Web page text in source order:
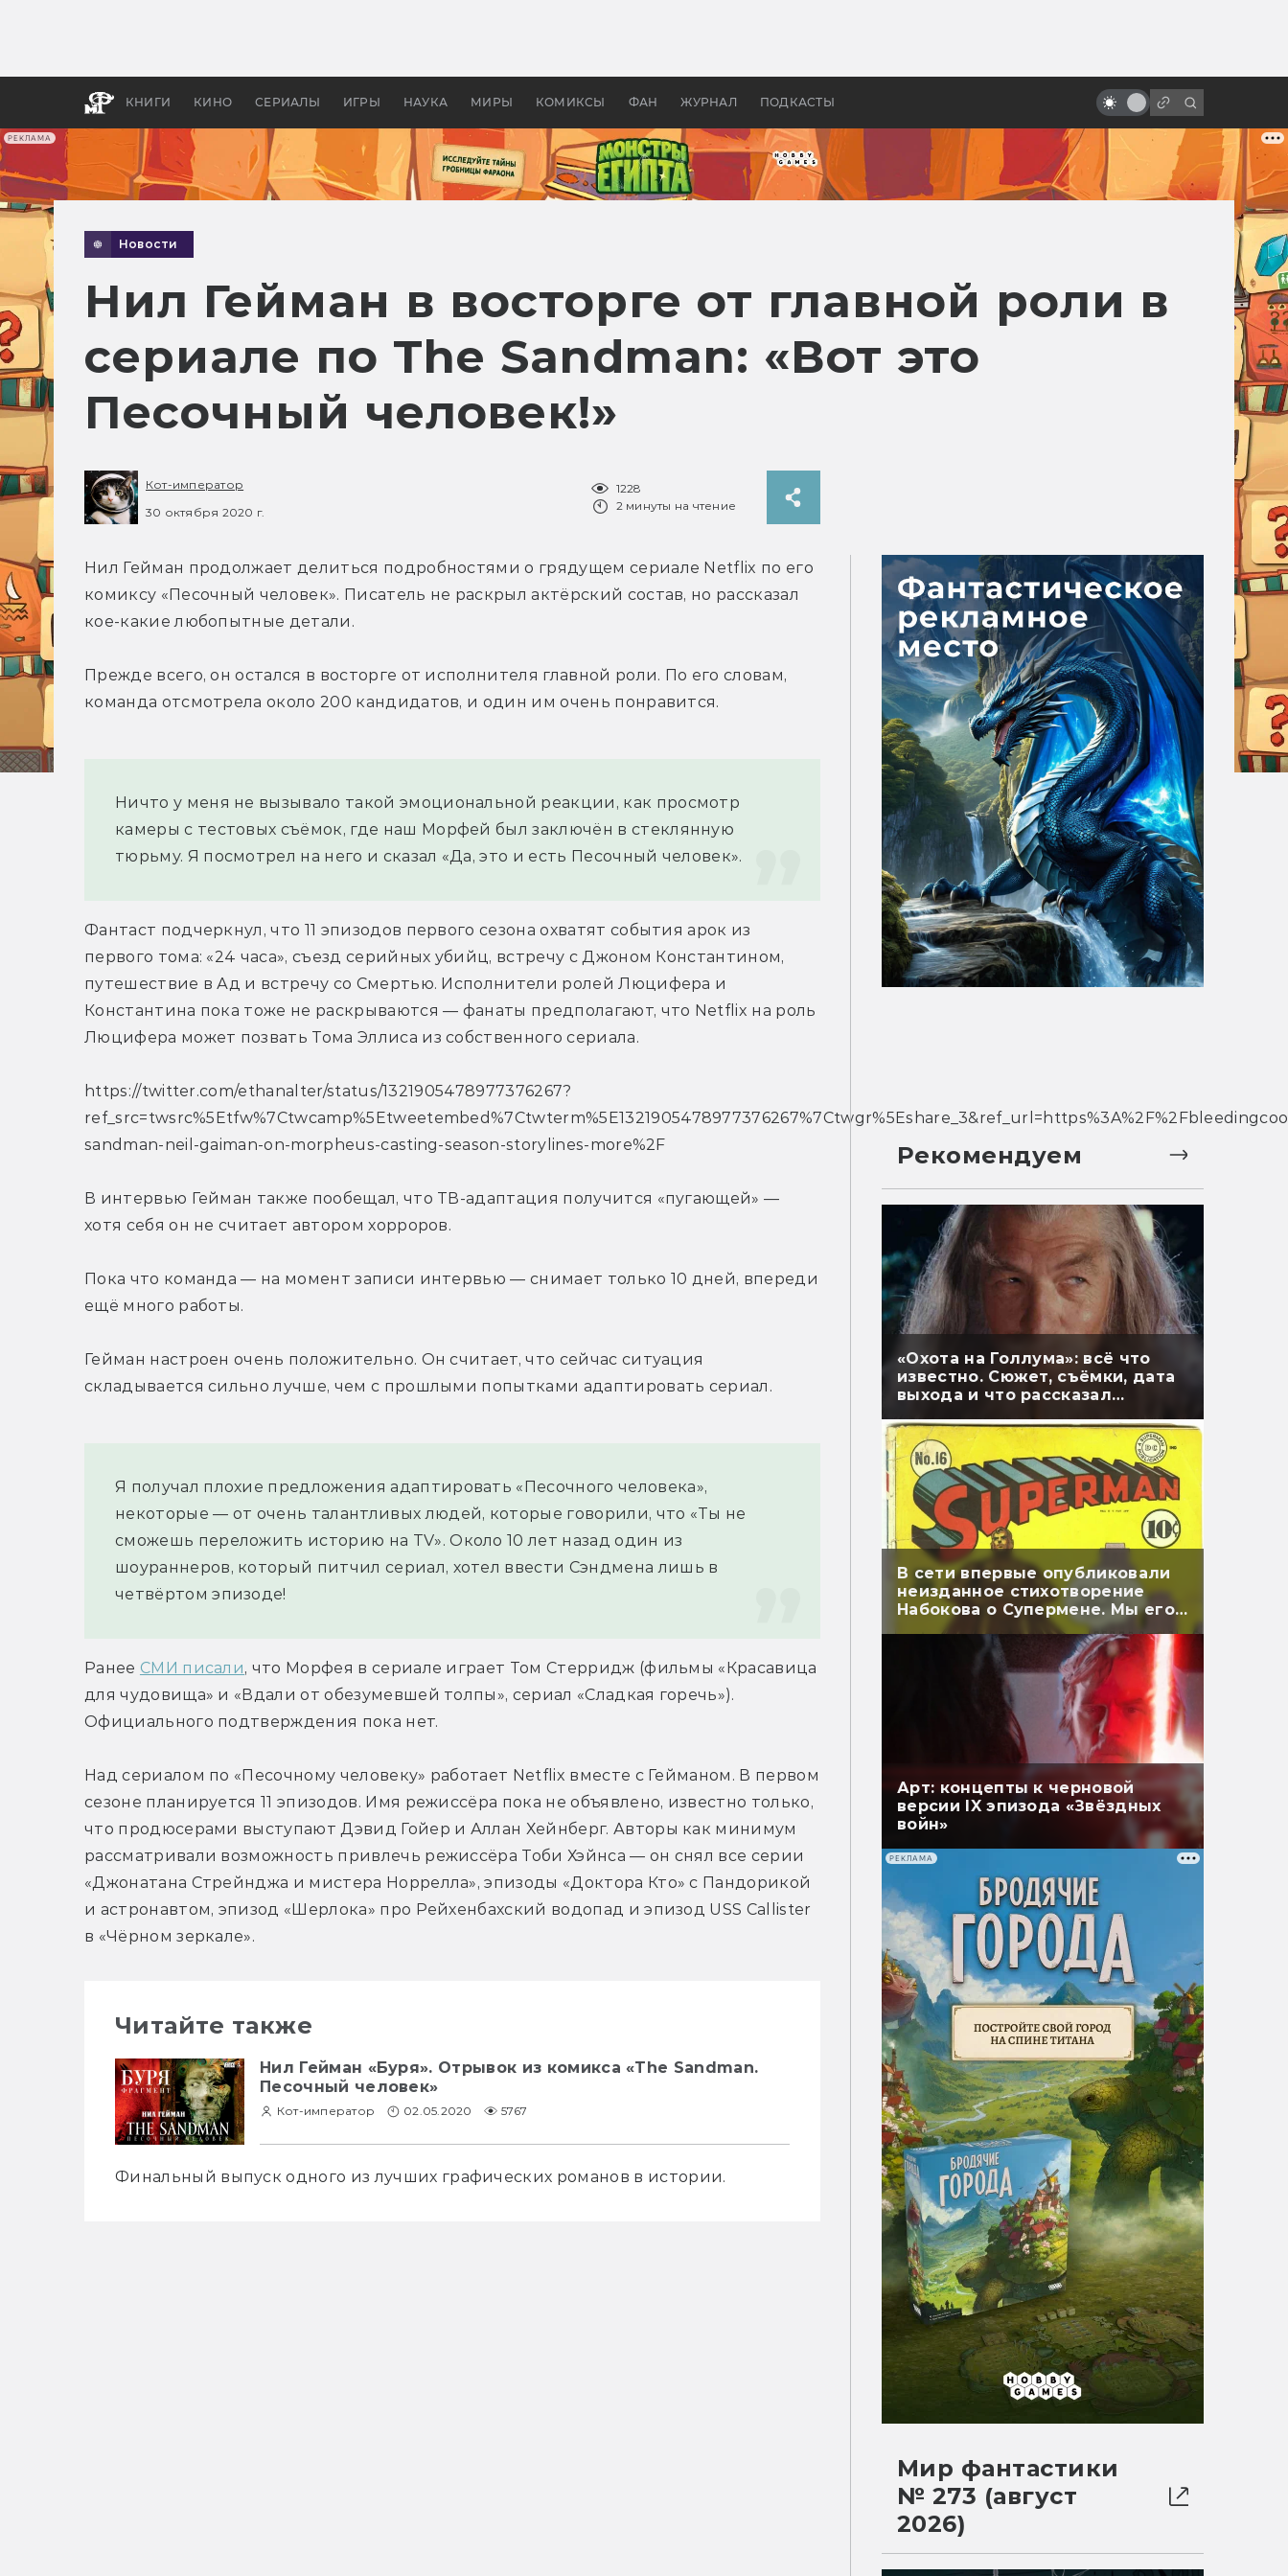
РЕКЛАМА
КНИГИ КИНО СЕРИАЛЫ ИГРЫ НАУКА МИРЫ КОМИКСЫ ФАН ЖУРНАЛ ПОДКАСТЫ
апокалипсис, в России —
бы «Властелина колец»
«Светлячка» и «Мстителей»
Новости
Нил Гейман в восторге от главной роли в
сериале по The Sandman: «Вот это
Песочный человек!»
Кот-император
30 октября 2020 г.
1228
2 минуты на чтение
Нил Гейман продолжает делиться подробностями о грядущем сериале Netflix по его
комиксу «Песочный человек». Писатель не раскрыл актёрский состав, но рассказал
кое-какие любопытные детали.
Прежде всего, он остался в восторге от исполнителя главной роли. По его словам,
команда отсмотрела около 200 кандидатов, и один им очень понравится.
Ничто у меня не вызывало такой эмоциональной реакции, как просмотр
камеры с тестовых съёмок, где наш Морфей был заключён в стеклянную
тюрьму. Я посмотрел на него и сказал «Да, это и есть Песочный человек».
Фантаст подчеркнул, что 11 эпизодов первого сезона охватят события арок из
первого тома: «24 часа», съезд серийных убийц, встречу с Джоном Константином,
путешествие в Ад и встречу со Смертью. Исполнители ролей Люцифера и
Константина пока тоже не раскрываются — фанаты предполагают, что Netflix на роль
Люцифера может позвать Тома Эллиса из собственного сериала.
https://twitter.com/ethanalter/status/1321905478977376267?
sandman-neil-gaiman-on-morpheus-casting-season-storylines-more%2F
В интервью Гейман также пообещал, что ТВ-адаптация получится «пугающей» —
хотя себя он не считает автором хорроров.
Пока что команда — на момент записи интервью — снимает только 10 дней, впереди
ещё много работы.
Гейман настроен очень положительно. Он считает, что сейчас ситуация
складывается сильно лучше, чем с прошлыми попытками адаптировать сериал.
Я получал плохие предложения адаптировать «Песочного человека»,
некоторые — от очень талантливых людей, которые говорили, что «Ты не
сможешь переложить историю на TV». Около 10 лет назад один из
шоураннеров, который питчил сериал, хотел ввести Сэндмена лишь в
четвёртом эпизоде!
Ранее СМИ писали, что Морфея в сериале играет Том Стерридж (фильмы «Красавица
для чудовища» и «Вдали от обезумевшей толпы», сериал «Сладкая горечь»).
Официального подтверждения пока нет.
Над сериалом по «Песочному человеку» работает Netflix вместе с Гейманом. В первом
сезоне планируется 11 эпизодов. Имя режиссёра пока не объявлено, известно только,
что продюсерами выступают Дэвид Гойер и Аллан Хейнберг. Авторы как минимум
рассматривали возможность привлечь режиссёра Тоби Хэйнса — он снял все серии
«Джонатана Стрейнджа и мистера Норрелла», эпизоды «Доктора Кто» с Пандорикой
и астронавтом, эпизод «Шерлока» про Рейхенбахский водопад и эпизод USS Callister
в «Чёрном зеркале».
Читайте также
Нил Гейман «Буря». Отрывок из комикса «The Sandman.
Песочный человек»
Кот-император 02.05.2020 5767
Финальный выпуск одного из лучших графических романов в истории.
Рекомендуем
«Охота на Голлума»: всё что
известно. Сюжет, съёмки, дата
выхода и что рассказал
В сети впервые опубликовали
неизданное стихотворение
Набокова о Супермене. Мы его
перевели
Арт: концепты к черновой
версии IX эпизода «Звёздных
войн»
РЕКЛАМА
Мир фантастики
№ 273 (август
2026)